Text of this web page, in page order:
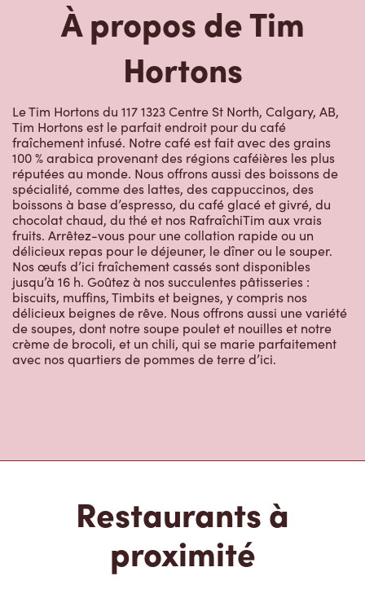
Hortons
Le Tim Hortons du 117 1323 Centre St North, Calgary, AB,
Tim Hortons est le parfait endroit pour du café
fraîchement infusé. Notre café est fait avec des grains
100 % arabica provenant des régions caféières les plus
réputées au monde. Nous offrons aussi des boissons de
spécialité, comme des lattes, des cappuccinos, des
boissons à base d’espresso, du café glacé et givré, du
chocolat chaud, du thé et nos RafraîchiTim aux vrais
fruits. Arrêtez-vous pour une collation rapide ou un
délicieux repas pour le déjeuner, le dîner ou le souper.
Nos œufs d’ici fraîchement cassés sont disponibles
jusqu’à 16 h. Goûtez à nos succulentes pâtisseries :
biscuits, muffins, Timbits et beignes, y compris nos
délicieux beignes de rêve. Nous offrons aussi une variété
de soupes, dont notre soupe poulet et nouilles et notre
crème de brocoli, et un chili, qui se marie parfaitement
avec nos quartiers de pommes de terre d’ici.
proximité